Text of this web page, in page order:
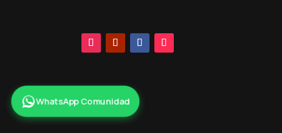
WhatsApp Comunidad